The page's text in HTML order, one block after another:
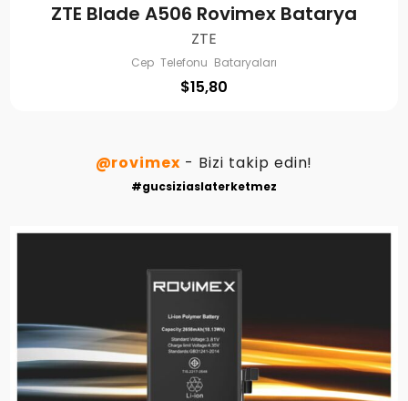
ZTE Blade A506 Rovimex Batarya
ZTE
Cep Telefonu Bataryaları
$15,80
@rovimex - Bizi takip edin!
#gucsiziaslaterketmez